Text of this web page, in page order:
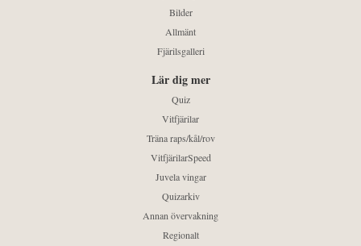
Bilder
Allmänt
Fjärilsgalleri
Lär dig mer
Quiz
Vitfjärilar
Träna raps/kål/rov
VitfjärilarSpeed
Juvela vingar
Quizarkiv
Annan övervakning
Regionalt